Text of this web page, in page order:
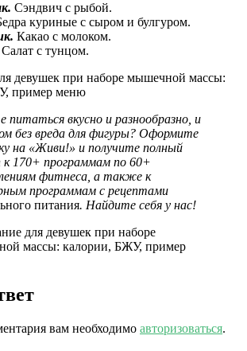
Сэндвич с рыбой.
куриные с сыром и булгуром.
Какао с молоком.
Салат с тунцом.
питаться вкусно и разнообразно, и
без вреда для фигуры? Оформите
на «Живи!» и получите полный
к 170+ программам по 60+
фитнеса, а также к
программам с рецептами
питания. Найдите себя у нас!
вам необходимо авторизоваться.